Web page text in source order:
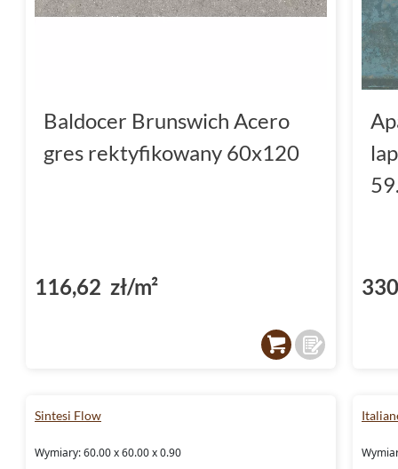
Baldocer Brunswich Acero
gres rektyfikowany 60x120
116,62 zł/m²
Sintesi Flow
Wymiary: 60.00 x 60.00 x 0.90